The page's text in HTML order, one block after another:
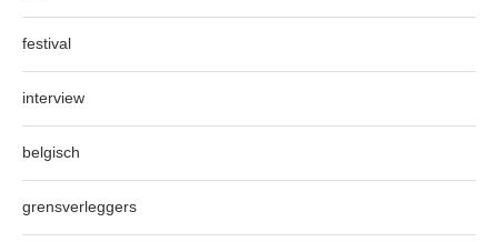
festival
interview
belgisch
grensverleggers